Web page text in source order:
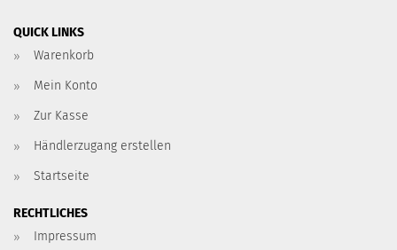
QUICK LINKS
Warenkorb
Mein Konto
Zur Kasse
Händlerzugang erstellen
Startseite
RECHTLICHES
Impressum